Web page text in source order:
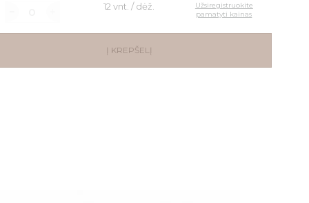
12 vnt. / dėž.
Užsiregistruokite
pamatyti kainas
Į KREPŠELĮ